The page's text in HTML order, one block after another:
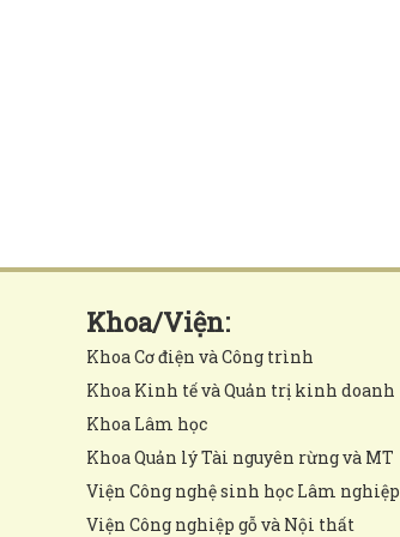
Khoa/Viện:
Khoa Cơ điện và Công trình
Khoa Kinh tế và Quản trị kinh doanh
Khoa Lâm học
Khoa Quản lý Tài nguyên rừng và MT
Viện Công nghệ sinh học Lâm nghiệp
Viện Công nghiệp gỗ và Nội thất